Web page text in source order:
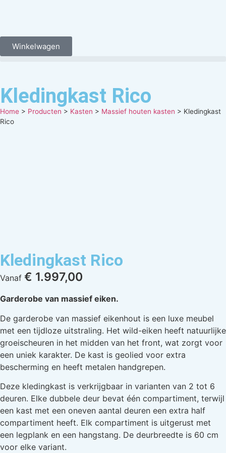
Winkelwagen
Kledingkast Rico
Home > Producten > Kasten > Massief houten kasten > Kledingkast
Rico
Kledingkast Rico
Vanaf € 1.997,00
Garderobe van massief eiken.
De garderobe van massief eikenhout is een luxe meubel
met een tijdloze uitstraling. Het wild-eiken heeft natuurlijke
groeischeuren in het midden van het front, wat zorgt voor
een uniek karakter. De kast is geolied voor extra
bescherming en heeft metalen handgrepen.
Deze kledingkast is verkrijgbaar in varianten van 2 tot 6
deuren. Elke dubbele deur bevat één compartiment, terwijl
een kast met een oneven aantal deuren een extra half
compartiment heeft. Elk compartiment is uitgerust met
een legplank en een hangstang. De deurbreedte is 60 cm
voor elke variant.